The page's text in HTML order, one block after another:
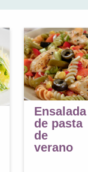
Ensalada
de pasta
de
verano